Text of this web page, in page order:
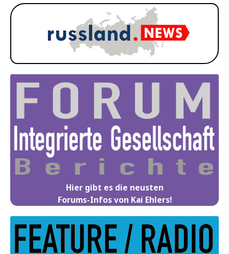
Hier gibt es die neusten
Forums-Infos von Kai Ehlers!